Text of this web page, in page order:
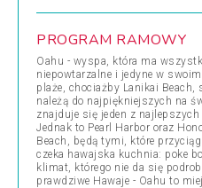
PROGRAM RAMOWY
Oahu - wyspa, która ma
niepowtarzalne i jedyne w
plaże, chociażby Lanikai
należą do najpiękniejszych na
znajduje się jeden z
Jednak to Pearl Harbor oraz
Beach, będą tymi, które
czeka hawajska kuchnia: poke
klimat, którego nie da się
prawdziwe Hawaje - Oahu to